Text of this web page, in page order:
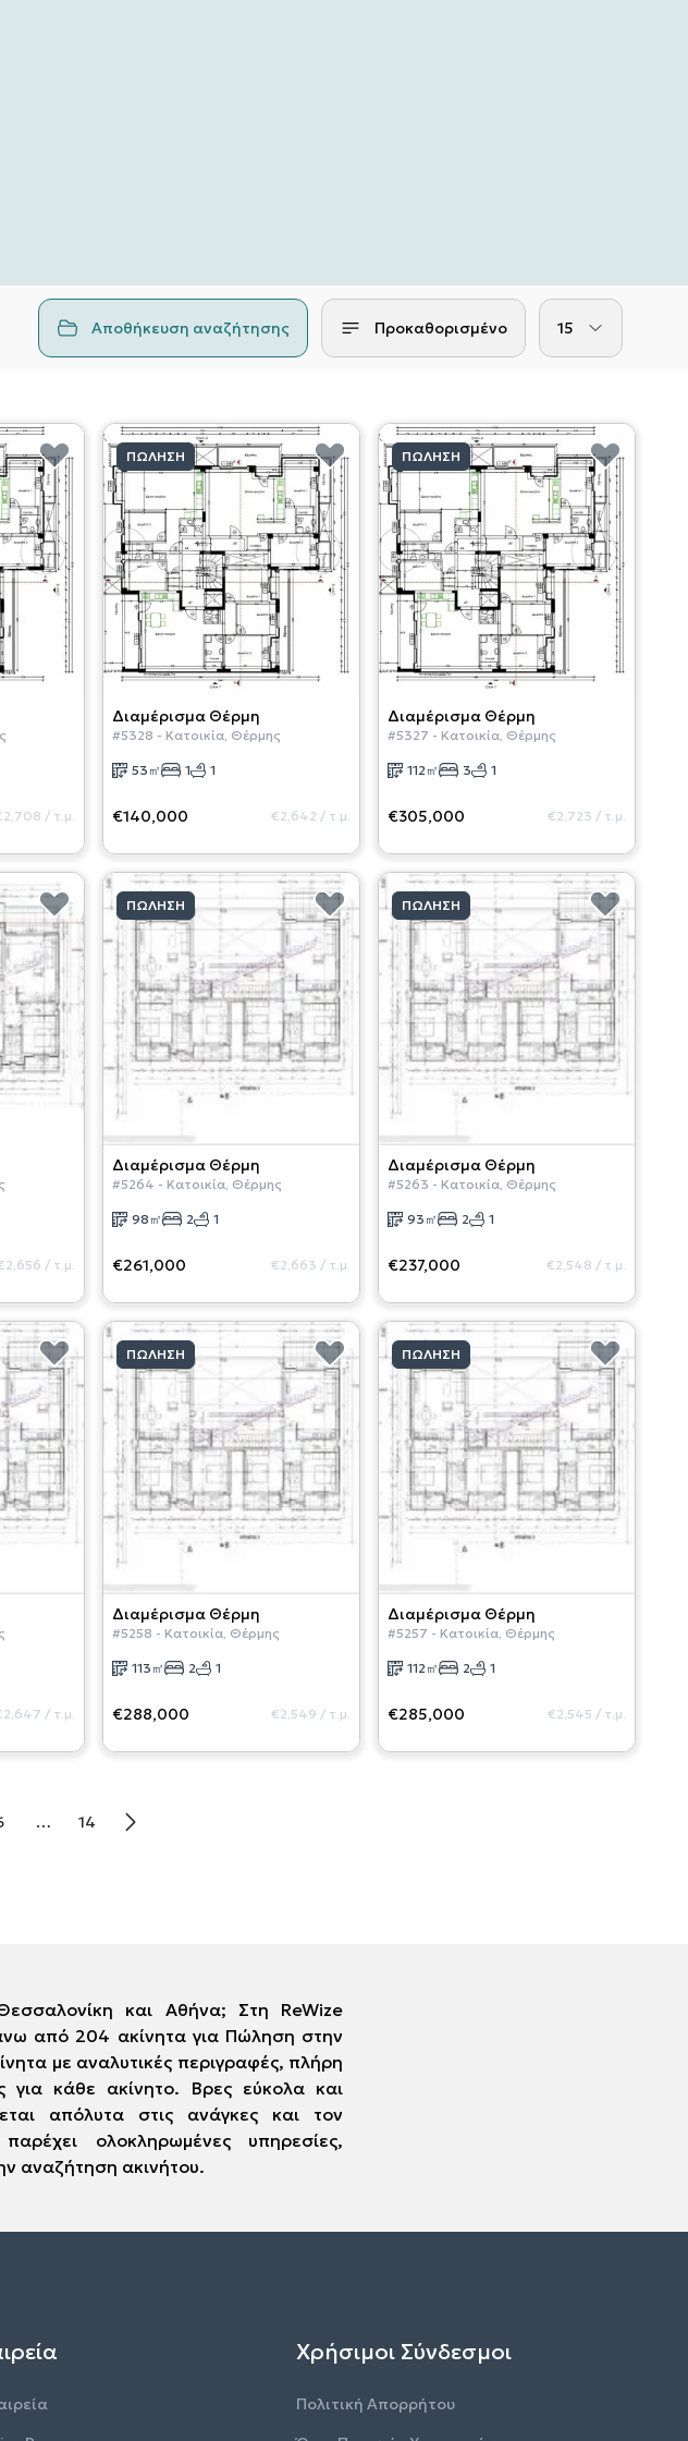
Αποθήκευση αναζήτησης Προκαθορισμένο 15
/ τ.μ.
ΠΏΛΗΣΗ
Διαμέρισμα Θέρμη
#5328 -Κατοικία Θέρμης
53 ㎡ 1 1
€140,000 €2,642 / τ.μ.
ΠΏΛΗΣΗ
Διαμέρισμα Θέρμη
#5327 -Κατοικία Θέρμης
112 ㎡ 3 1
€305,000 €2,723 / τ.μ.
/ τ.μ.
ΠΏΛΗΣΗ
Διαμέρισμα Θέρμη
#5264 -Κατοικία Θέρμης
98 ㎡ 2 1
€261,000 €2,663 / τ.μ.
ΠΏΛΗΣΗ
Διαμέρισμα Θέρμη
#5263 -Κατοικία Θέρμης
93 ㎡ 2 1
€237,000 €2,548 / τ.μ.
/ τ.μ.
ΠΏΛΗΣΗ
Διαμέρισμα Θέρμη
#5258 -Κατοικία Θέρμης
113 ㎡ 2 1
€288,000 €2,549 / τ.μ.
ΠΏΛΗΣΗ
Διαμέρισμα Θέρμη
#5257 -Κατοικία Θέρμης
112 ㎡ 2 1
€285,000 €2,545 / τ.μ.
… 14
και Αθήνα; Στη ReWize
από 204 ακίνητα για Πώληση στην
με αναλυτικές περιγραφές, πλήρη
για κάθε ακίνητο. Βρες εύκολα και
απόλυτα στις ανάγκες και τον
ολοκληρωμένες υπηρεσίες,
αναζήτηση ακινήτου.
Χρήσιμοι Σύνδεσμοι
Πολιτική Απορρήτου